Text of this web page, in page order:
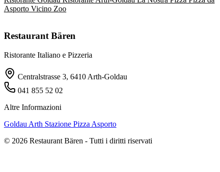
Asporto Vicino Zoo
Restaurant Bären
Ristorante Italiano e Pizzeria
Centralstrasse 3, 6410 Arth-Goldau
041 855 52 02
Altre Informazioni
Goldau Arth Stazione Pizza Asporto
© 2026 Restaurant Bären - Tutti i diritti riservati